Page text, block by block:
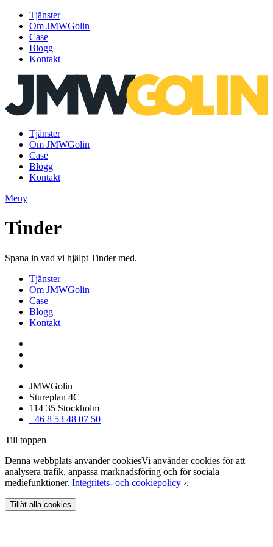
Tjänster
Om JMWGolin
Case
Blogg
Kontakt
innehåll
Tjänster
Om JMWGolin
Case
Blogg
Kontakt
Meny
Tinder
Spana in vad vi hjälpt Tinder med.
Tjänster
Om JMWGolin
Case
Blogg
Kontakt
JMWGolin
Stureplan 4C
114 35 Stockholm
+46 8 53 48 07 50
Till toppen
Denna webbplats använder cookiesVi använder cookies för att
analysera trafik, anpassa marknadsföring och för sociala
mediefunktioner. Integritets- och cookiepolicy ›.
Tillåt alla cookies